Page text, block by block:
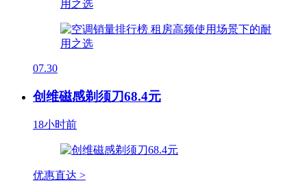
07.30
创维磁感剃须刀68.4元
18小时前
优惠直达 >